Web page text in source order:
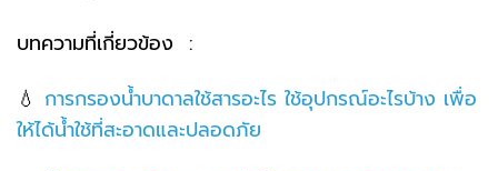
บทความที่เกี่ยวข้อง :
💧 การกรองน้ำบาดาลใช้สารอะไร ใช้อุปกรณ์อะไรบ้าง เพื่อ
ให้ได้น้ำใช้ที่สะอาดและปลอดภัย